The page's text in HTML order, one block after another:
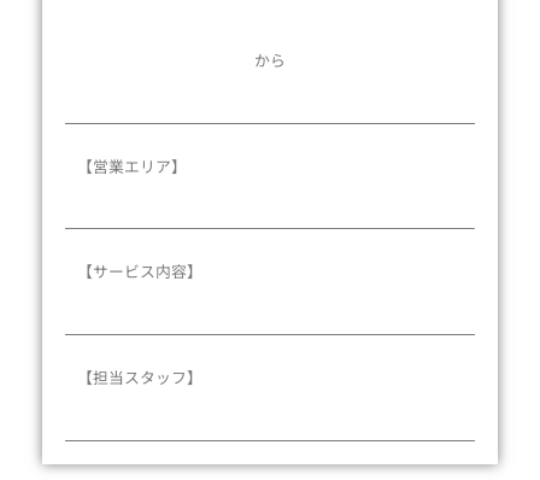
から
【営業エリア】
【サービス内容】
【担当スタッフ】